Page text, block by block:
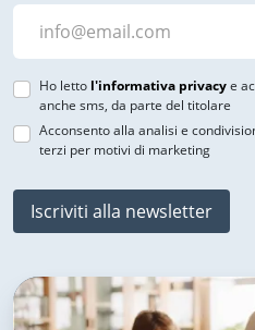
Ho letto l'informativa privacye
anche sms, da parte del titolare
Acconsento alla analisi e
terzi per motivi di marketing
Iscriviti alla newsletter